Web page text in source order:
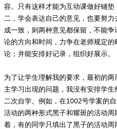
容。只有这样才能为互动课做好铺
二，学会表达自己的意见，也要努
成一致，则两种意见都保留，不能
论的方向和时间，力争在老师规定
论；并能安排好记录，组织好展
为了让学生理解我的要求，最初的
主学习出现的问题，我没有安排学生
二次自学。例如，在1002号学案的
活动的两种形式黑子和耀斑的活动
着，有的同学只填出了黑子的活动